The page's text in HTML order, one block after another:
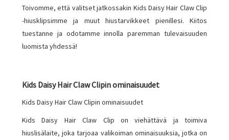
Toivomme, että valitset jatkossakin Kids Daisy Hair Claw Clip
-hiusklipsimme ja muut hiustarvikkeet pienillesi. Kiitos
tuestanne ja odotamme innolla paremman tulevaisuuden
luomista yhdessä!
Kids Daisy Hair Claw Clipin ominaisuudet
Kids Daisy Hair Claw Clipin ominaisuudet
Kids Daisy Hair Claw Clip on viehättävä ja toimiva
hiuslisälaite, joka tarjoaa valikoiman ominaisuuksia, jotka on